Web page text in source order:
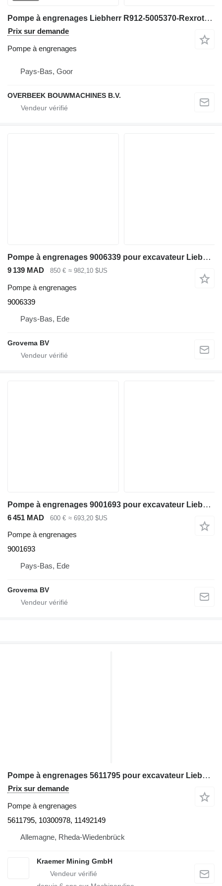
Pompe à engrenages Liebherr R912-5005370-Rexroth 0510566305-Gearpump pour excavateur
Prix sur demande
Pompe à engrenages
Pays-Bas, Goor
OVERBEEK BOUWMACHINES B.V.
Pompe à engrenages 9006339 pour excavateur Liebherr R926 COMP / R946 LC / R946 NLC
9 139 MAD 850 € ≈ 982,10 $US
Pompe à engrenages
9006339
Pays-Bas, Ede
Grovema BV
Pompe à engrenages 9001693 pour excavateur Liebherr R926 COMP / R946 LC / R946 NLC
6 451 MAD 600 € ≈ 693,20 $US
Pompe à engrenages
9001693
Pays-Bas, Ede
Grovema BV
Pompe à engrenages 5611795 pour excavateur Liebherr R9350, R9400, R9800, R994, R995, R996
Prix sur demande
Pompe à engrenages
5611795, 10300978, 11492149
Allemagne, Rheda-Wiedenbrück
Kraemer Mining GmbH